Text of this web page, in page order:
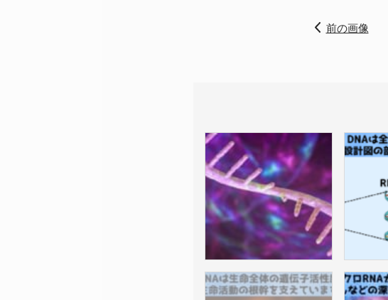
前の画像